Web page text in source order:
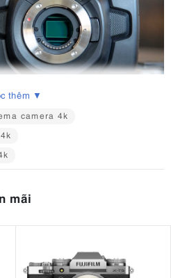
của Blackmagic
4K
chi tiết tuyệt đẹp với độ phân giải
xén và chỉnh sửa khung hình đáng
ống kính, từ các ống kính tiêu cự cố
các ống kính zoom chuyên nghiệp.
thêm ▼
camera 4k
mãi